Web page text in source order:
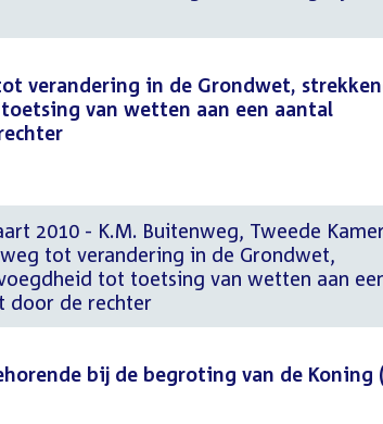
verandering in de Grondwet,
van wetten aan een aantal
2010 - K.M. Buitenweg, Tweede
tot verandering in de Grondwet,
tot toetsing van wetten aan
door de rechter
bij de begroting van de Koning